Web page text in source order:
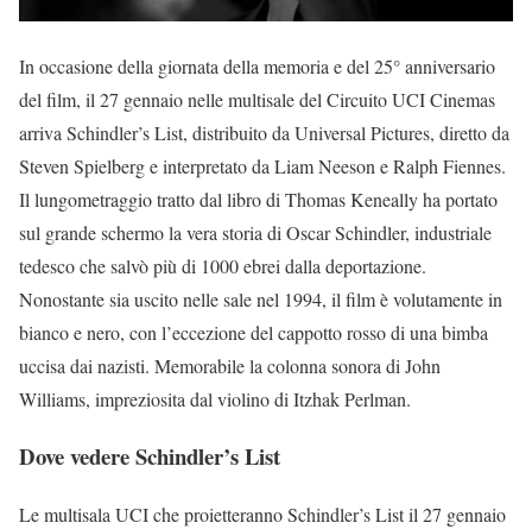
In occasione della giornata della memoria e del 25° anniversario
del film, il 27 gennaio nelle multisale del Circuito UCI Cinemas
arriva Schindler’s List, distribuito da Universal Pictures, diretto da
Steven Spielberg e interpretato da Liam Neeson e Ralph Fiennes.
Il lungometraggio tratto dal libro di Thomas Keneally ha portato
sul grande schermo la vera storia di Oscar Schindler, industriale
tedesco che salvò più di 1000 ebrei dalla deportazione.
Nonostante sia uscito nelle sale nel 1994, il film è volutamente in
bianco e nero, con l’eccezione del cappotto rosso di una bimba
uccisa dai nazisti. Memorabile la colonna sonora di John
Williams, impreziosita dal violino di Itzhak Perlman.
Dove vedere Schindler’s List
Le multisala UCI che proietteranno Schindler’s List il 27 gennaio